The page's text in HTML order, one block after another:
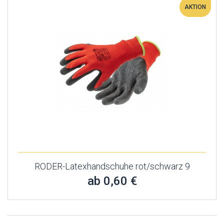
AKTION
RODER-Latexhandschuhe rot/schwarz 9
ab 0,60 €